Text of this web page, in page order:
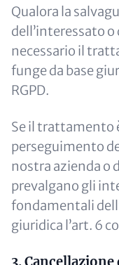
Qualora la
dell’interessato o
necessario il
funge da base
RGPD.
Se il trattamento
perseguimento
nostra azienda o
prevalgano gli
fondamentali
giuridica l’art. 6